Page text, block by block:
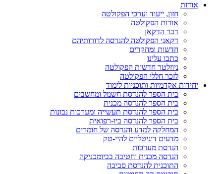
אודות
חזון, ייעוד וערכי הפקולטה
אודות הפקולטה
דבר הדקאן
דקאני הפקולטה להנדסה לדורותיהם
חדשות ומחקרים
כתבו עלינו
ניוזלטר חדשות הפקולטה
לזכר חללי הפקולטה
יחידות אקדמיות ותוכניות לימוד
בית הספר להנדסת חשמל ומחשבים
בית הספר להנדסה מכנית
בית הספר להנדסת תעשייה ומערכות נבונות
בית הספר להנדסה ביו-רפואית
המחלקה למדע והנדסה של חומרים
מדעים דיגיטליים להיי-טק
הנדסת מערכות
הנדסה מכנית וחטיבה בביומכניקה
התוכנית להנדסת סביבה